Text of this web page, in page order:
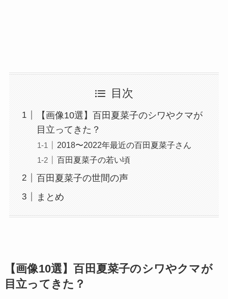
目次
【画像10選】百田夏菜子のシワやクマが
目立ってきた？
2018〜2022年最近の百田夏菜子さん
百田夏菜子の若い頃
百田夏菜子の世間の声
まとめ
【画像10選】百田夏菜子のシワやクマが
目立ってきた？